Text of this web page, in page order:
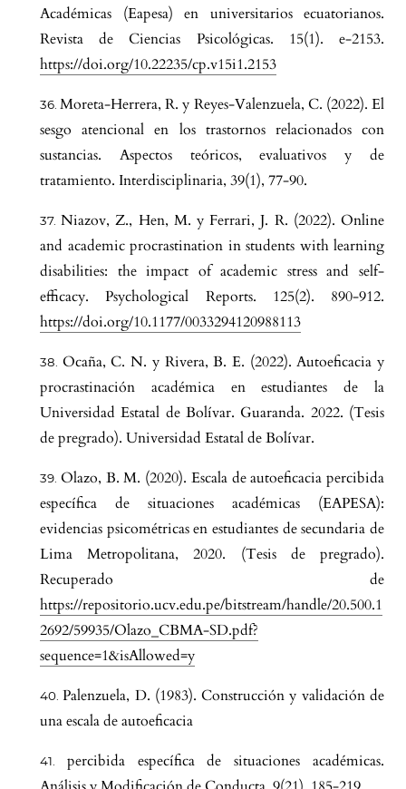
Académicas (Eapesa) en universitarios ecuatorianos.
Revista de Ciencias Psicológicas. 15(1). e-2153.
https://doi.org/10.22235/cp.v15i1.2153
Moreta-Herrera, R. y Reyes-Valenzuela, C. (2022). El
sesgo atencional en los trastornos relacionados con
sustancias. Aspectos teóricos, evaluativos y de
tratamiento. Interdisciplinaria, 39(1), 77-90.
Niazov, Z., Hen, M. y Ferrari, J. R. (2022). Online
and academic procrastination in students with learning
disabilities: the impact of academic stress and self-
efficacy. Psychological Reports. 125(2). 890-912.
https://doi.org/10.1177/0033294120988113
Ocaña, C. N. y Rivera, B. E. (2022). Autoeficacia y
procrastinación académica en estudiantes de la
Universidad Estatal de Bolívar. Guaranda. 2022. (Tesis
de pregrado). Universidad Estatal de Bolívar.
Olazo, B. M. (2020). Escala de autoeficacia percibida
específica de situaciones académicas (EAPESA):
evidencias psicométricas en estudiantes de secundaria de
Lima Metropolitana, 2020. (Tesis de pregrado).
Recuperado de
https://repositorio.ucv.edu.pe/bitstream/handle/20.500.1
2692/59935/Olazo_CBMA-SD.pdf?
sequence=1&isAllowed=y
Palenzuela, D. (1983). Construcción y validación de
una escala de autoeficacia
percibida específica de situaciones académicas.